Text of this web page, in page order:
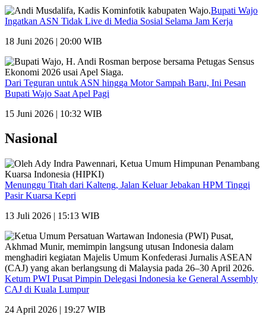
Bupati Wajo
Ingatkan ASN Tidak Live di Media Sosial Selama Jam Kerja
18 Juni 2026 | 20:00 WIB
Dari Teguran untuk ASN hingga Motor Sampah Baru, Ini Pesan
Bupati Wajo Saat Apel Pagi
15 Juni 2026 | 10:32 WIB
Nasional
Menunggu Titah dari Kalteng, Jalan Keluar Jebakan HPM Tinggi
Pasir Kuarsa Kepri
13 Juli 2026 | 15:13 WIB
Ketum PWI Pusat Pimpin Delegasi Indonesia ke General Assembly
CAJ di Kuala Lumpur
24 April 2026 | 19:27 WIB